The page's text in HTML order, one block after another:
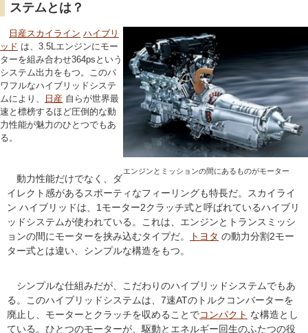
ステムとは？
エンジンとミッションの間にあるものがモーター
日産スカイライン ハイブリ
ッド は、3.5Lエンジンにモー
ターを組み合わせ364psという
システム出力をもつ。このパ
ワフルなハイブリッドシステ
ムにより、
日産 自らが世界最
速と標榜するほど圧倒的な動
力性能が魅力のひとつでもあ
る。
動力性能だけでなく、ダ
イレクト感があるスポーティなフィーリングも特長だ。スカイライ
ン ハイブリッドは、1モーター2クラッチ式と呼ばれているハイブリ
ッドシステムが使われている。これは、エンジンとトランスミッシ
ョンの間にモーターを挟み込むタイプだ。
トヨタ の動力分割2モー
ター式とは違い、シンプルな構造をもつ。
シンプルな仕組みだが、こだわりのハイブリッドシステムでもあ
る。このハイブリッドシステムは、7速ATのトルクコンバーターを
廃止し、モーターとクラッチを収めることでコンパクト な構造とし
ている。ひとつのモーターが、駆動とエネルギー回生のふたつの役